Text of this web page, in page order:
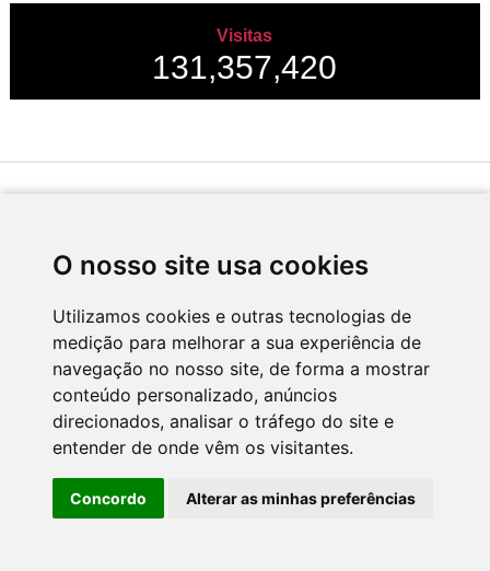
O nosso site usa cookies
Utilizamos cookies e outras tecnologias de
medição para melhorar a sua experiência de
navegação no nosso site, de forma a mostrar
conteúdo personalizado, anúncios
direcionados, analisar o tráfego do site e
entender de onde vêm os visitantes.
Concordo Alterar as minhas preferências
Visitas
131,357,420
CNC - Centro Nacional de Cultura 2026 © Todos os direitos reservados